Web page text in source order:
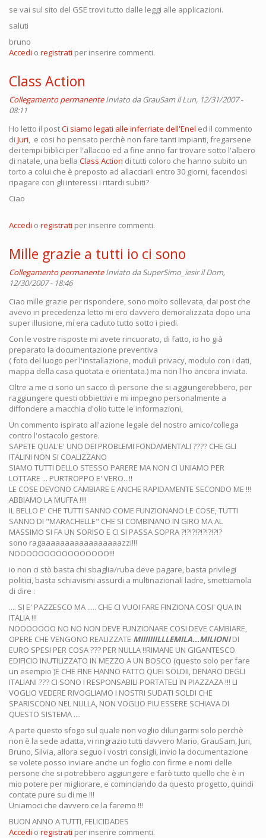
se vai sul sito del GSE trovi tutto dalle leggi alle applicazioni.
saluti
bruno
Accedi o registrati per inserire commenti.
Class Action
Collegamento permanente Inviato daGrauSamil Lun, 12/31/2007 -
08:11
Ho letto il postCi siamo legati alle inferriate dell'Enel ed il commento
di Juri
e cosi ho pensato perchè non fare tanti impianti, fregarsene
dei tempi biblici per l'allaccio ed a fine anno far trovare sotto l'albero
di natale, una bella Class Action di tutti coloro che hanno subito un
torto a colui che è preposto ad allacciarli entro 30 giorni, facendosi
ripagare con gli interessi i ritardi subiti?
Ciao
Accedi o registrati per inserire commenti.
Mille grazie a tutti io ci sono
Collegamento permanente Inviato da SuperSimo_iesiril Dom,
12/30/2007 - 18:46
Ciao mille grazie per rispondere, sono molto sollevata, dai post che
avevo in precedenza letto mi ero davvero demoralizzata dopo una
super illusione, mi era caduto tutto sotto i piedi.
Con le vostre risposte mi avete rincuorato, di fatto, io ho già
preparato la documentazione preventiva
( foto del luogo per l'installazione, moduli privacy, modulo con i dati,
mappa della casa quotata e orientata.) ma non l'ho ancora inviata.
Oltre a me ci sono un sacco di persone che si aggiungerebbero, per
raggiungere questi obbiettivi e mi impegno personalmente a
diffondere a macchia d'olio tutte le informazioni,
Un commento ispirato all'azione legale del nostro amico/collega
contro l'ostacolo gestore.
SAPETE QUAL'E' UNO DEI PROBLEMI FONDAMENTALI ???? CHE GLI
ITALINI NON SI COALIZZANO
SIAMO TUTTI DELLO STESSO PARERE MA NON CI UNIAMO PER
LOTTARE ... PURTROPPO E' VERO...!!
LE COSE DEVONO CAMBIARE E ANCHE RAPIDAMENTE SECONDO ME !!!
ABBIAMO LA MUFFA !!!!
IL BELLO E' CHE TUTTI SANNO COME FUNZIONANO LE COSE, TUTTI
SANNO DI "MARACHELLE" CHE SI COMBINANO IN GIRO MA AL
MASSIMO SI FA UN SORISO E CI SI PASSA SOPRA ?!?!?!?!?!?!?!?
sono ragaaaaaaaaaaaaaaaaazzi!!!
NOOOOOOOOOOOOOOOO!!!
io non ci stò basta chi sbaglia/ruba deve pagare, basta privilegi
politici, basta schiavismi assurdi a multinazionali ladre, smettiamola
di dire :
.... SI E' PAZZESCO MA ..... CHE CI VUOI FARE FINZIONA COSI' QUA IN
ITALIA !!!
NOOOOOOO NO NO NON DEVE FUNZIONARE COSI DEVE CAMBIARE,
OPERE CHE VENGONO REALIZZATE MIIIIIIILLLEMILA...MILIONIDI
EURO SPESI PER COSA ??? PER NULLA !!RIMANE UN GIGANTESCO
EDIFICIO INUTILIZZATO IN MEZZO A UN BOSCO (questo solo per fare
un esempio )E CHE FINE HANNO FATTO QUEI SOLDII, DENARO DEGLI
ITALIANI ??? CI SONO I RESPONSABILI PORTATELI IN PIAZZAZA !!! LI
VOGLIO VEDERE RIVOGLIAMO I NOSTRI SUDATI SOLDI CHE
SPARISCONO NEL NULLA, NON VOGLIO PIU ESSERE SCHIAVA DI
QUESTO SISTEMA ....
A parte questo sfogo sul quale non voglio dilungarmi solo perchè
non è la sede adatta, vi ringrazio tutti davvero Mario, GrauSam, Juri,
Bruno, Silvia, allora seguo i vostri consigli, invio la documentazione
se volete posso inviare anche un foglio con firme e nomi delle
persone che si potrebbero aggiungere e farò tutto quello che è in
mio potere per migliorare, e cominciando da questo progetto, quindi
contate pure su di me !!!
Uniamoci che davvero ce la faremo !!!
BUON ANNO A TUTTI, FELICIDADES
Accedi o registrati per inserire commenti.